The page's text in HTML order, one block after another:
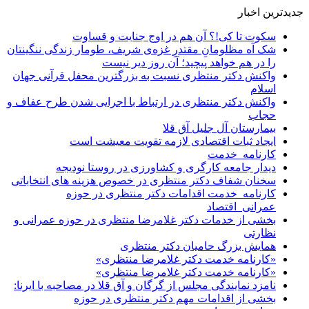
جدیدترین اخبار
سکوت تا کی!؟ آن هم در اوج جنایت و قساوت
شک آه مظلومانِ مقتدرِ غزه‌ی شریف، طومار زندگی ننگینتان
را در هم خواهد پیچید؛ آن روز دیر نیست
واکنش دکتر منتظری نسبت به بزرگترین محفل قرآنی جهان
اسلام
واکنش دکتر منتظری در ارتباط با اجرایی شدن طرح عفاف و
حجاب
بیمارستان آل جلیل آق قلا
ایجاد ثبات اقتصادی لازمه تقویت معیشت است
کارنامه_خدمت
دیدار جامعه کارگری و کشاورزی در روستا نودیجه
سخنان شفاف دکتر منتظری در خصوص هزینه های انتخاباتی
کارنامه_خدمت اقدامات دکتر منتظری در حوزه
عمرانی_اقتصاد
بخشی از خدمات دکتر غلامرضا منتظری در حوزه عمرانی و
نظارتی
همایش بزرگ حامیان دکتر منتظری
«کارنامه خدمت دکتر غلامرضا منتظری»
«کارنامه خدمت دکتر غلامرضا منتظری»
نامزد نمایندگی مجلس از گرگان و آق قلا در مصاحبه با ایرنا:
بخشی از اقدامات مهم دکتر منتظری در حوزه